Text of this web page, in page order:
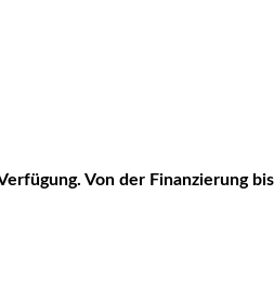
Von der Finanzierung